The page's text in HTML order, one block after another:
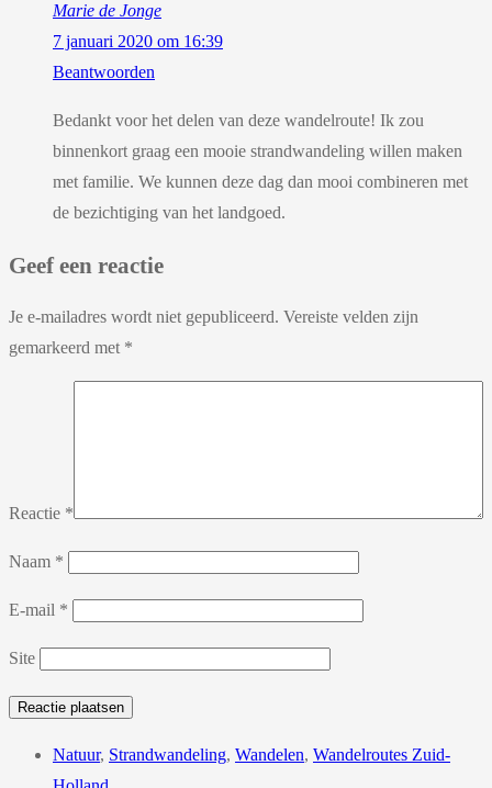
Marie de Jonge
7 januari 2020 om 16:39
Beantwoorden
Bedankt voor het delen van deze wandelroute! Ik zou
binnenkort graag een mooie strandwandeling willen maken
met familie. We kunnen deze dag dan mooi combineren met
de bezichtiging van het landgoed.
Geef een reactie
Je e-mailadres wordt niet gepubliceerd. Vereiste velden zijn
gemarkeerd met *
Reactie *
Naam *
E-mail *
Site
Natuur, Strandwandeling, Wandelen, Wandelroutes Zuid-